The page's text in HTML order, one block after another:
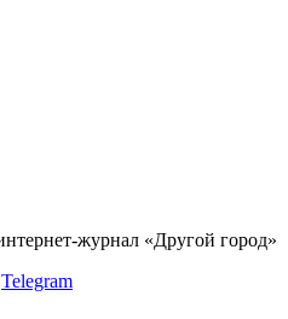
журнал «Другой город»
Telegram